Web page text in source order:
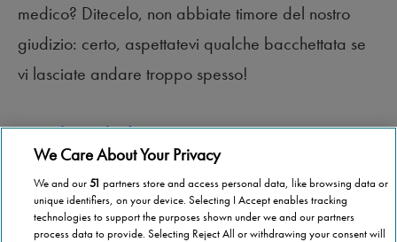
medico? Ditecelo, non abbiate timore del nostro
giudizio: certo, aspettatevi qualche bacchettata se
vi lasciate andare troppo spesso!
Leggi l’articolo di Massimo Tanzi
We Care About Your Privacy
We and our51 partners store and access personal data, like browsing data or
unique identifiers, on your device. Selecting I Accept enables tracking
technologies to support the purposes shown under we and our partners
process data to provide. Selecting Reject All or withdrawing your consent will